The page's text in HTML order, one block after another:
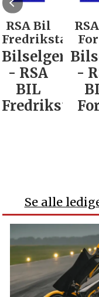
RSA Bil
Fredrikstad:
Bilselger
- RSA
BIL
Fredrikstad
-
Se alle